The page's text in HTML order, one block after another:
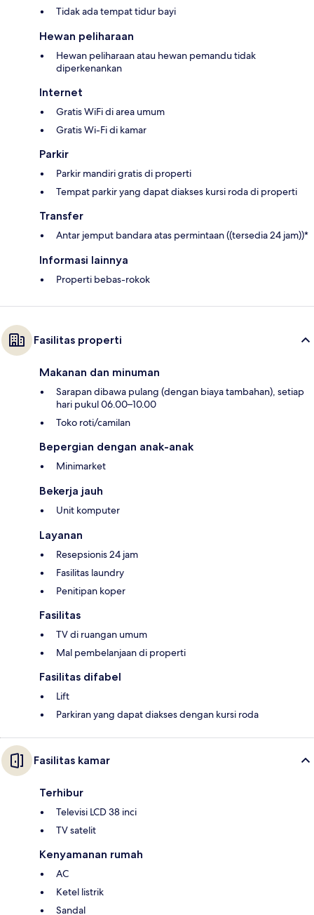
Tidak ada tempat tidur bayi
Hewan peliharaan
Hewan peliharaan atau hewan pemandu tidak
diperkenankan
Internet
Gratis WiFi di area umum
Gratis Wi-Fi di kamar
Parkir
Parkir mandiri gratis di properti
Tempat parkir yang dapat diakses kursi roda di properti
Transfer
Antar jemput bandara atas permintaan ((tersedia 24 jam))*
Informasi lainnya
Properti bebas-rokok
Fasilitas properti
Makanan dan minuman
Sarapan dibawa pulang (dengan biaya tambahan), setiap
hari pukul 06.00–10.00
Toko roti/camilan
Bepergian dengan anak-anak
Minimarket
Bekerja jauh
Unit komputer
Layanan
Resepsionis 24 jam
Fasilitas laundry
Penitipan koper
Fasilitas
TV di ruangan umum
Mal pembelanjaan di properti
Fasilitas difabel
Lift
Parkiran yang dapat diakses dengan kursi roda
Fasilitas kamar
Terhibur
Televisi LCD 38 inci
TV satelit
Kenyamanan rumah
AC
Ketel listrik
Sandal